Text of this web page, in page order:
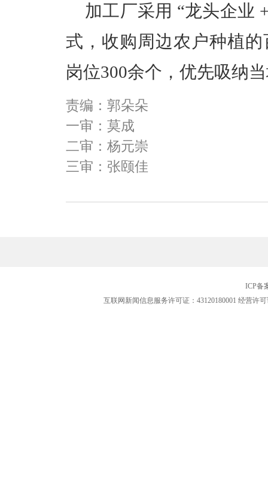
加工厂采用 “龙头企业
式，收购周边农户种植
岗位300余个，优先吸纳
责编：郭朵朵
一审：莫成
二审：杨元崇
三审：张颐佳
ICP备
互联网新闻信息服务许可证：43120180001 经营许可